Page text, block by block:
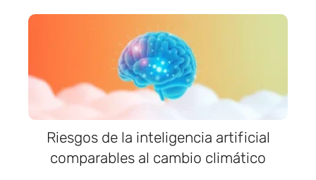
Riesgos de la inteligencia artificial
comparables al cambio climático